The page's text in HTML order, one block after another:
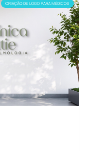
CRIAÇÃO DE LOGO PARA MÉDICOS